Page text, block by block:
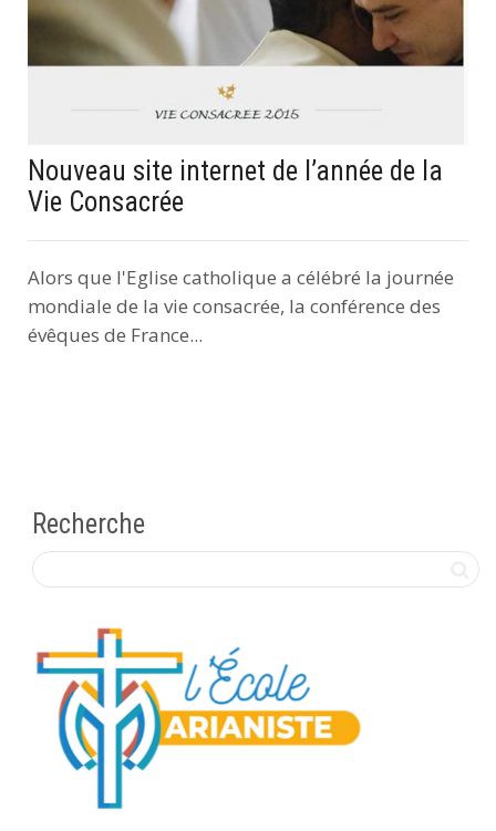
Nouveau site internet de l’année de la
Vie Consacrée
Alors que l'Eglise catholique a célébré la journée
mondiale de la vie consacrée, la conférence des
évêques de France...
Recherche